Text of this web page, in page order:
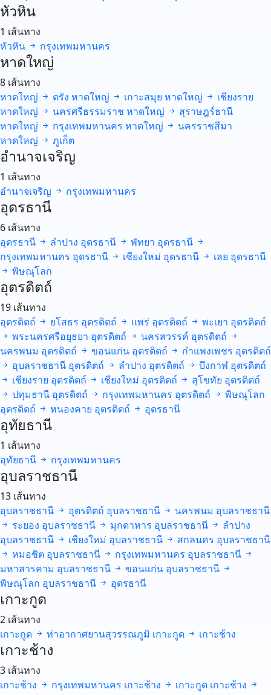
หัวหิน
1 เส้นทาง
หัวหิน
กรุงเทพมหานคร
หาดใหญ่
8 เส้นทาง
หาดใหญ่
ตรัง หาดใหญ่ เกาะสมุย หาดใหญ่
เชียงราย
หาดใหญ่
นครศรีธรรมราช หาดใหญ่
สุราษฎร์ธานี
หาดใหญ่
กรุงเทพมหานคร หาดใหญ่
นครราชสีมา
หาดใหญ่
ภูเก็ต
อำนาจเจริญ
1 เส้นทาง
อำนาจเจริญ
กรุงเทพมหานคร
อุดรธานี
6 เส้นทาง
อุดรธานี
ลำปาง อุดรธานี พัทยา อุดรธานี
กรุงเทพมหานคร อุดรธานี เชียงใหม่ อุดรธานี เลย อุดรธานี
พิษณุโลก
อุตรดิตถ์
19 เส้นทาง
อุตรดิตถ์
ยโสธร อุตรดิตถ์ แพร่ อุตรดิตถ์ พะเยา อุตรดิตถ์
พระนครศรีอยุธยา อุตรดิตถ์ นครสวรรค์ อุตรดิตถ์
นครพนม อุตรดิตถ์ ขอนแก่น อุตรดิตถ์ กำแพงเพชร อุตรดิตถ์
อุบลราชธานี อุตรดิตถ์ ลำปาง อุตรดิตถ์ บึงกาฬ อุตรดิตถ์
เชียงราย อุตรดิตถ์ เชียงใหม่ อุตรดิตถ์ สุโขทัย อุตรดิตถ์
ปทุมธานี อุตรดิตถ์ กรุงเทพมหานคร อุตรดิตถ์
พิษณุโลก
อุตรดิตถ์
หนองคาย อุตรดิตถ์ อุดรธานี
อุทัยธานี
1 เส้นทาง
อุทัยธานี
กรุงเทพมหานคร
อุบลราชธานี
13 เส้นทาง
อุบลราชธานี
อุตรดิตถ์ อุบลราชธานี นครพนม อุบลราชธานี
ระยอง อุบลราชธานี มุกดาหาร อุบลราชธานี
ลำปาง
อุบลราชธานี
เชียงใหม่ อุบลราชธานี สกลนคร อุบลราชธานี
หมอชิต อุบลราชธานี กรุงเทพมหานคร อุบลราชธานี
มหาสารคาม อุบลราชธานี ขอนแก่น อุบลราชธานี
พิษณุโลก อุบลราชธานี อุดรธานี
เกาะกูด
2 เส้นทาง
เกาะกูด
ท่าอากาศยานสุวรรณภูมิ เกาะกูด เกาะช้าง
เกาะช้าง
3 เส้นทาง
เกาะช้าง
กรุงเทพมหานคร เกาะช้าง เกาะกูด เกาะช้าง